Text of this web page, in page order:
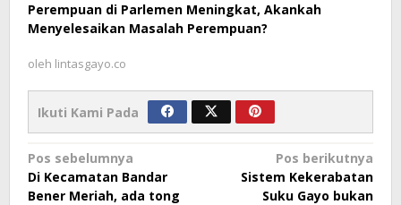
Perempuan di Parlemen Meningkat, Akankah
Menyelesaikan Masalah Perempuan?
oleh lintasgayo.co
Ikuti Kami Pada
Navigasi
pos
Pos sebelumnya
Di Kecamatan Bandar
Bener Meriah, ada tong
Pos berikutnya
Sistem Kekerabatan
Suku Gayo bukan